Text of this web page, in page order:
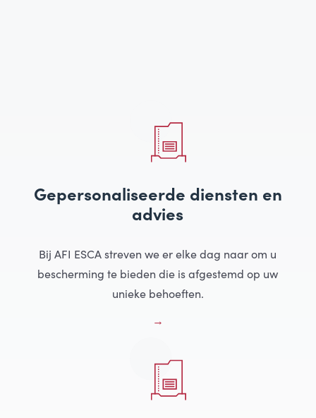
Gepersonaliseerde diensten en
advies
Bij AFI ESCA streven we er elke dag naar om u
bescherming te bieden die is afgestemd op uw
unieke behoeften.